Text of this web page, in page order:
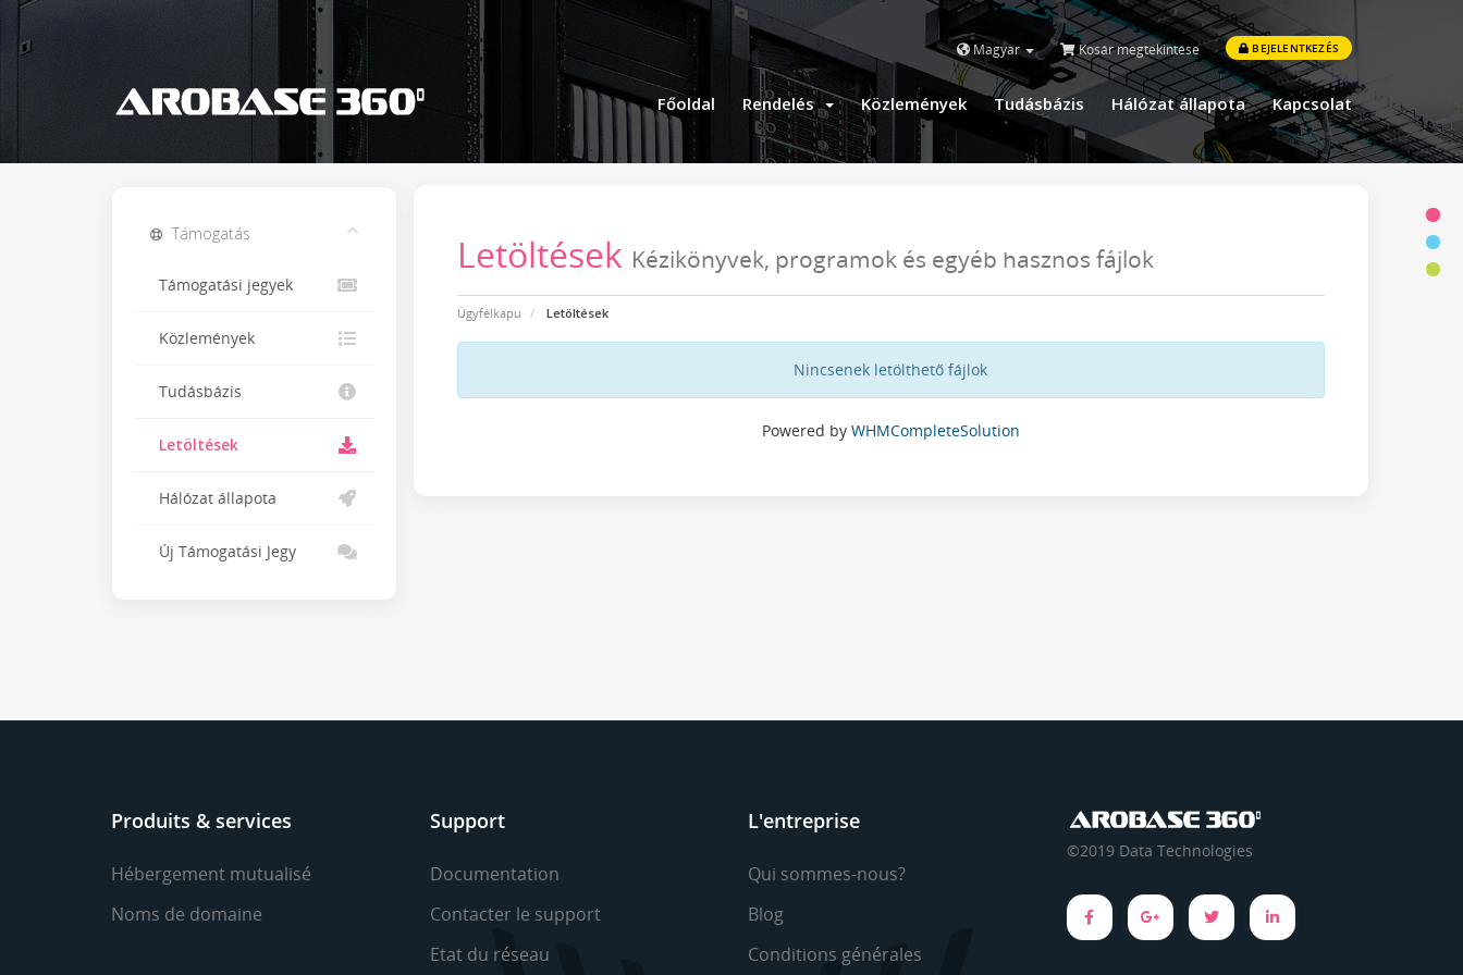
Magyar Kosár megtekintése BEJELENTKEZÉS
Főoldal Rendelés Közlemények Tudásbázis Hálózat állapota Kapcsolat
Letöltések Kézikönyvek, programok és egyéb hasznos fájlok
Ügyfélkapu Letöltések
Nincsenek letölthető fájlok
Powered by WHMCompleteSolution
Támogatás
Támogatási jegyek
Közlemények
Tudásbázis
Letöltések
Hálózat állapota
Új Támogatási Jegy
Produits & services
Hébergement mutualisé
Noms de domaine
Support
Documentation
Contacter le support
Etat du réseau
L'entreprise
Qui sommes-nous?
Blog
Conditions générales
©2019 Data Technologies